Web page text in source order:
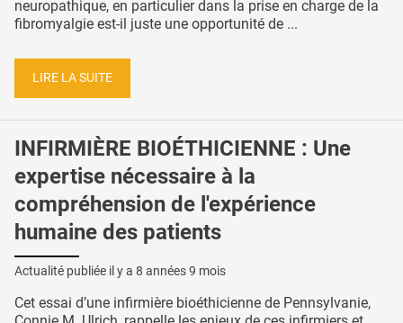
neuropathique, en particulier dans la prise en charge de la
fibromyalgie est-il juste une opportunité de ...
LIRE LA SUITE
INFIRMIÈRE BIOÉTHICIENNE : Une
expertise nécessaire à la
compréhension de l'expérience
humaine des patients
Actualité publiée il y a 8 années 9 mois
Cet essai d’une infirmière bioéthicienne de Pennsylvanie,